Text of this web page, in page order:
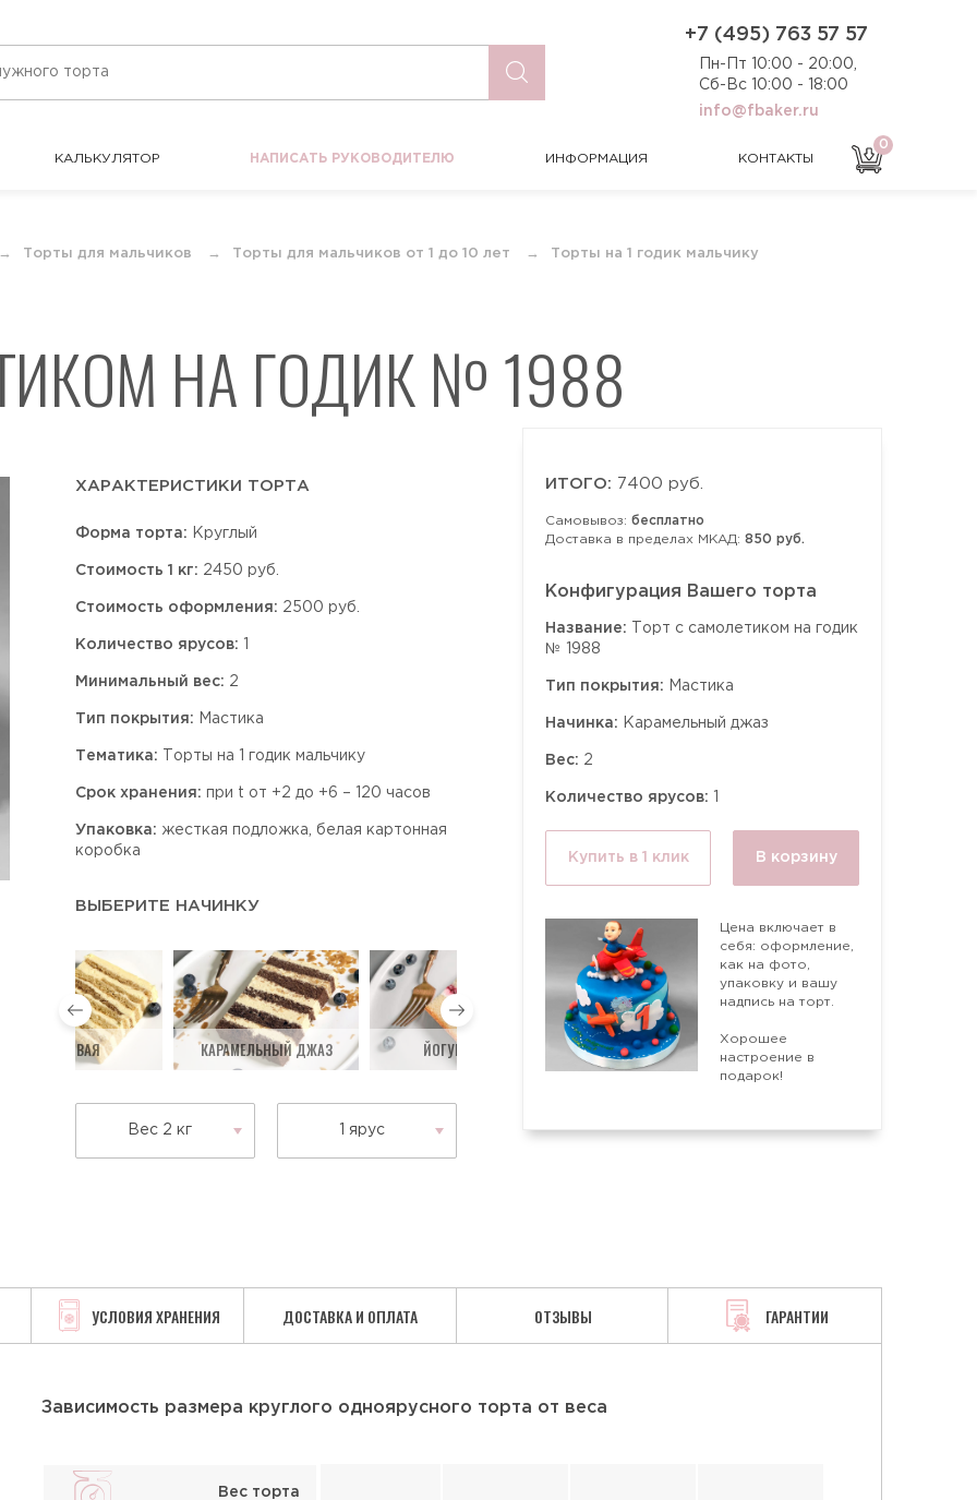
+7 (495) 763 57 57
Пн-Пт 10:00 - 20:00,
Сб-Вс 10:00 - 18:00
info@fbaker.ru
КАЛЬКУЛЯТОР НАПИСАТЬ РУКОВОДИТЕЛЮ ИНФОРМАЦИЯ КОНТАКТЫ
0
КОНТАКТЫ
Торты для мальчиков Торты для мальчиков от 1 до 10 лет
Торты на 1 годик мальчику
НА ГОДИК № 1988
ХАРАКТЕРИСТИКИ ТОРТА
Форма торта: Круглый
Стоимость 1 кг: 2450 руб.
Стоимость оформления: 2500 руб.
Количество ярусов:
Минимальный вес: 2
Тип покрытия: Мастика
Тематика: Торты на 1 годик мальчику
Срок хранения: при t от +2 до +6 – 120 часов
Упаковка: жесткая подложка, белая картонная
коробка
ВЫБЕРИТЕ НАЧИНКУ
МЕДОВАЯ КАРАМЕЛЬНЫЙ ДЖАЗ ЙОГУРТОВАЯ СМЕТАННАЯ
Вес 2 кг 1 ярус
ИТОГО: 7400 руб.
Самовывоз: бесплатно
Доставка в пределах МКАД: 850 руб.
Конфигурация Вашего торта
Название:
Торт с самолетиком на годик
№ 1988
Тип покрытия: Мастика
Начинка: Карамельный джаз
Вес: 2
Количество ярусов:
Купить в 1 клик В корзину
Цена включает в
себя: оформление,
как на фото,
упаковку и вашу
надпись на торт.
Хорошее
настроение в
подарок!
УСЛОВИЯ ХРАНЕНИЯ ДОСТАВКА И ОПЛАТА ОТЗЫВЫ ГАРАНТИИ
Зависимость размера круглого одноярусного торта от веса
Вес торта